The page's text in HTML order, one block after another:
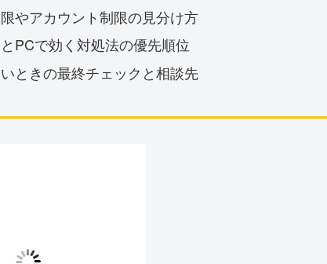
やアカウント制限の見分け方
PCで効く対処法の優先順位
ときの最終チェックと相談先